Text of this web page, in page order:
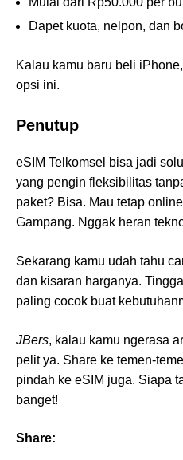
Dapet kuota, nelpon, dan
Kalau kamu baru beli
opsi ini.
Penutup
eSIM Telkomsel bisa jadi
yang pengin fleksibilitas
paket? Bisa. Mau tetap
Gampang. Nggak heran
Sekarang kamu udah tahu
dan kisaran harganya.
paling cocok buat
JBers, kalau kamu ngerasa
pelit ya. Share ke temen-
pindah ke eSIM juga. Siapa
banget!
Share: